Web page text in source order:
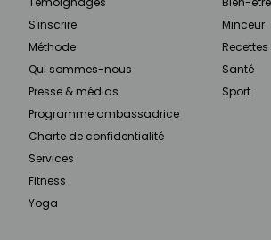
S'inscrire
Méthode
Qui sommes-nous
Presse & médias
Programme ambassadrice
Charte de confidentialité
Services
Fitness
Yoga
Minceur
Recettes
Santé
Sport